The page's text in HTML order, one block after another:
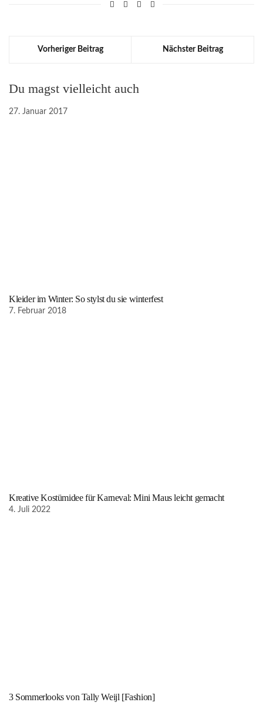
Vorheriger Beitrag Nächster Beitrag
Du magst vielleicht auch
27. Januar 2017
Kleider im Winter: So stylst du sie winterfest
7. Februar 2018
Kreative Kostümidee für Karneval: Mini Maus leicht gemacht
4. Juli 2022
3 Sommerlooks von Tally Weijl [Fashion]